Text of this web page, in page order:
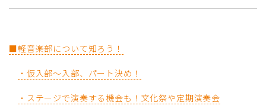
■軽音楽部について知ろう！
・仮入部～入部、パート決め！
・ステージで演奏する機会も！文化祭や定期演奏会